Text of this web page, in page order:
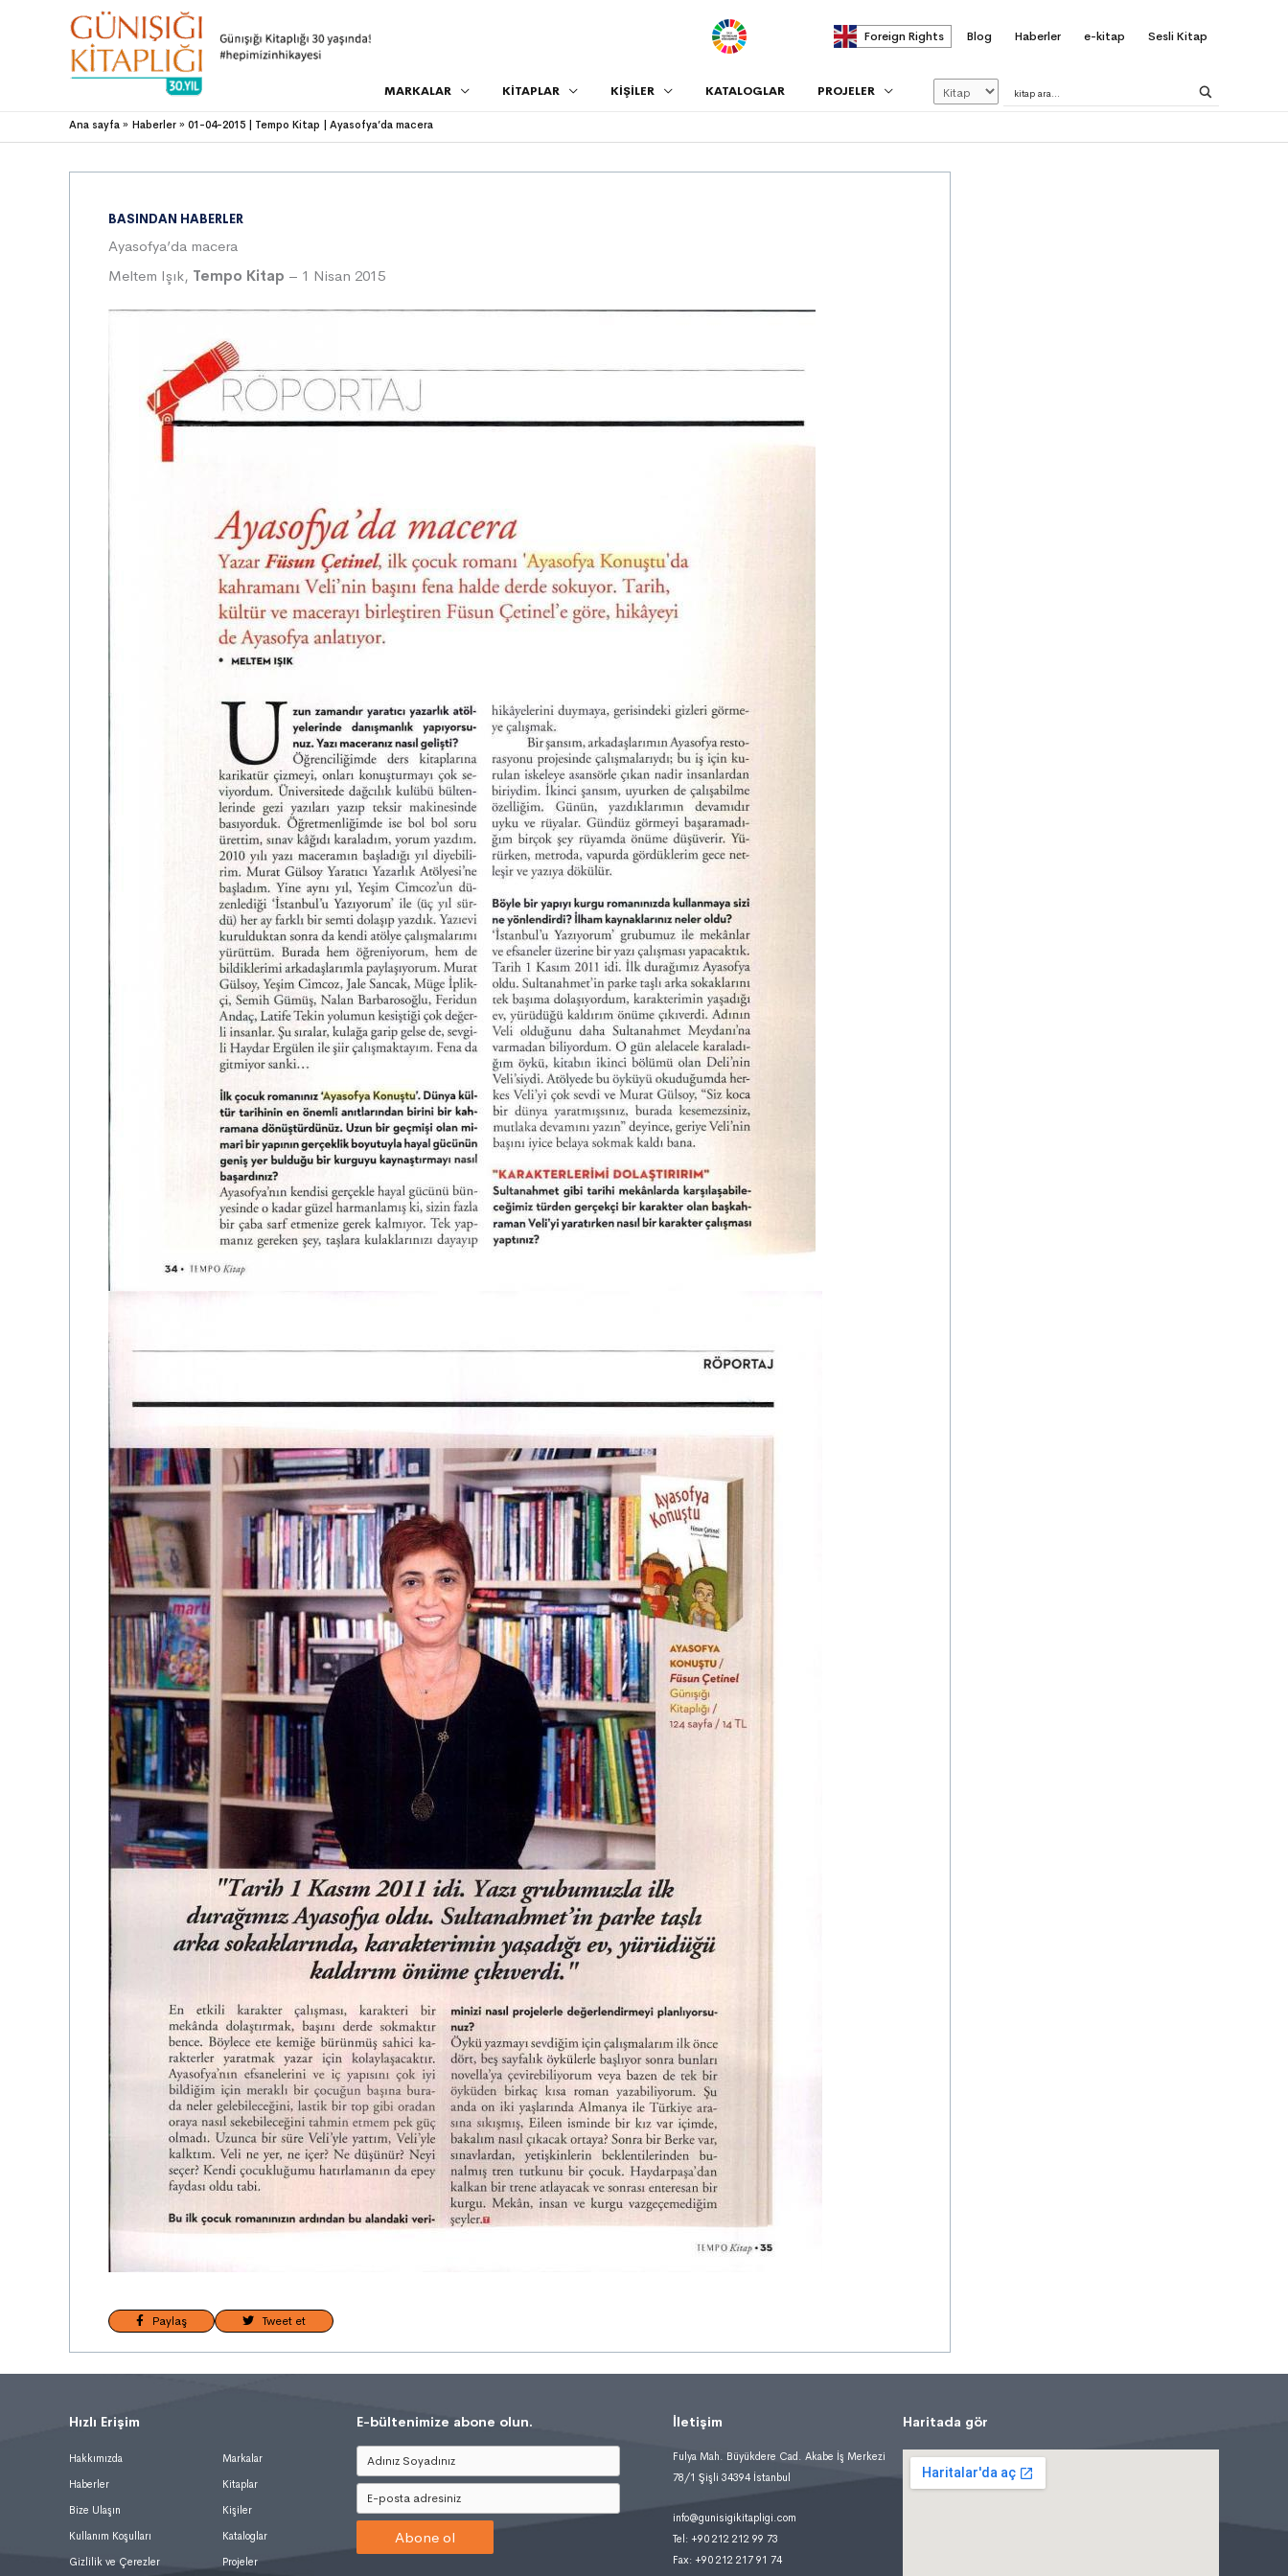
. Foreign Rights Blog Haberler e-kitap Sesli Kitap
MARKALAR KİTAPLAR KİŞİLER KATALOGLAR PROJELER
Ana sayfa Haberler 01-04-2015 | Tempo Kitap | Ayasofya’da macera
BASINDAN HABERLER
Ayasofya’da macera
Meltem Işık, Tempo Kitap – 1 Nisan 2015
Paylaş Tweet et
Hızlı Erişim
Hakkımızda
Haberler
Bize Ulaşın
Kullanım Koşulları
Gizlilik ve Çerezler
Markalar
Kitaplar
Kişiler
Kataloglar
Projeler
E-bültenimize abone olun.
Abone ol
İletişim
Fulya Mah. Büyükdere Cad. Akabe İş Merkezi
78/1 Şişli 34394 İstanbul
info@gunisigikitapligi.com
Tel: +90 212 212 99 73
Fax: +90 212 217 91 74
Haritada gör